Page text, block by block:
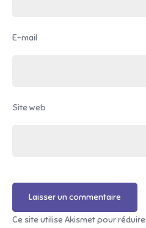
E-mail
Site web
Ce site utilise Akismet pour